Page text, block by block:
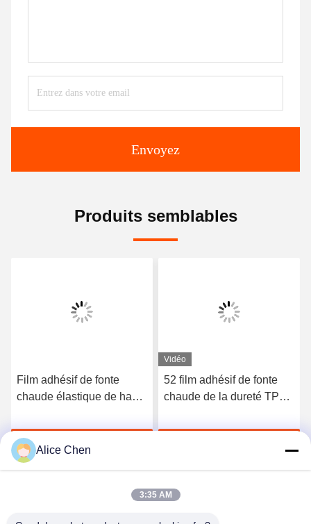
Envoyez
Produits semblables
Film adhésif de fonte
chaude élastique de haute
3412
Discuter Maintenant
Vidéo
52 film adhésif de fonte
chaude de la dureté TPU
vêtements sans couture
Alice Chen
3:35 AM